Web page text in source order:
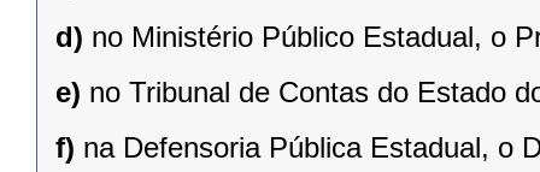
d) no Ministério Público Estadual, o
e) no Tribunal de Contas do Estado
f) na Defensoria Pública Estadual, o